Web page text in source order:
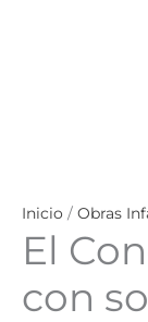
Inicio / Obras
El
con